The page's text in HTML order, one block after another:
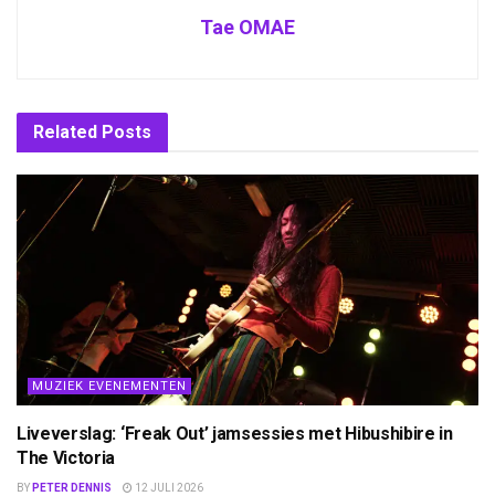
Tae OMAE
Related Posts
MUZIEK EVENEMENTEN
Liveverslag: ‘Freak Out’ jamsessies met Hibushibire in
The Victoria
BY PETER DENNIS 12 JULI 2026